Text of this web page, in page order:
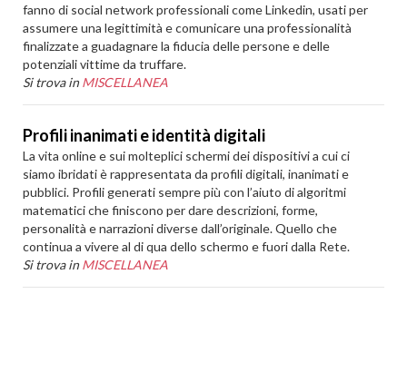
fanno di social network professionali come Linkedin, usati per
assumere una legittimità e comunicare una professionalità
finalizzate a guadagnare la fiducia delle persone e delle
potenziali vittime da truffare.
Si trova in MISCELLANEA
Profili inanimati e identità digitali
La vita online e sui molteplici schermi dei dispositivi a cui ci
siamo ibridati è rappresentata da profili digitali, inanimati e
pubblici. Profili generati sempre più con l’aiuto di algoritmi
matematici che finiscono per dare descrizioni, forme,
personalità e narrazioni diverse dall’originale. Quello che
continua a vivere al di qua dello schermo e fuori dalla Rete.
Si trova in MISCELLANEA